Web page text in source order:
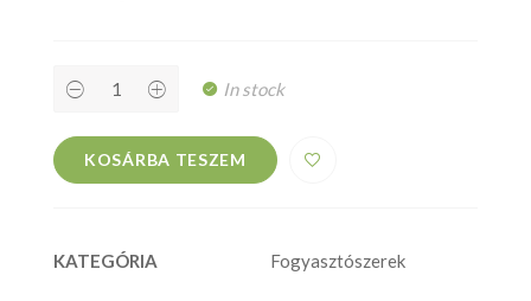
In stock
KOSÁRBA TESZEM
KATEGÓRIA Fogyasztószerek